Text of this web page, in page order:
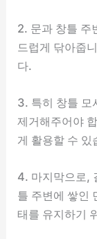
2. 문과 창틀 주
드럽게 닦아줍
다.
3. 특히 창틀 모
제거해주어야
게 활용할 수 있
4. 마지막으로,
틀 주변에 쌓인
태를 유지하기